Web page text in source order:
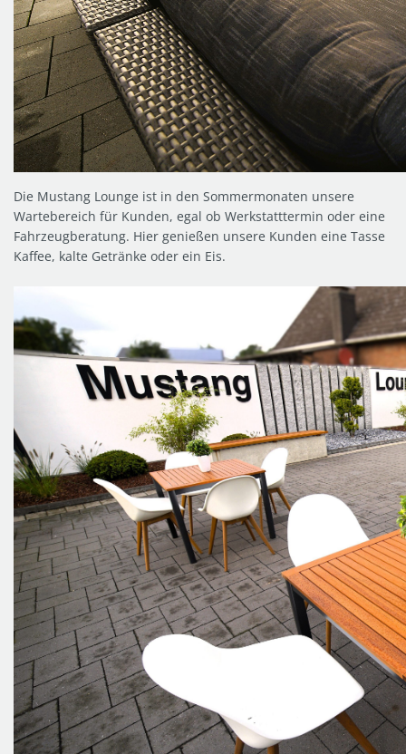
Die Mustang Lounge ist in den Sommermonaten unsere
Wartebereich für Kunden, egal ob Werkstatttermin oder eine
Fahrzeugberatung. Hier genießen unsere Kunden eine Tasse
Kaffee, kalte Getränke oder ein Eis.